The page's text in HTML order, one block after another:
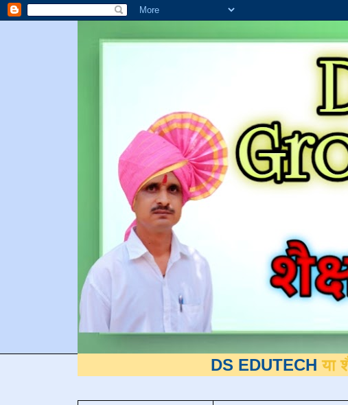
DS EDUTECH या शैक्षणिक